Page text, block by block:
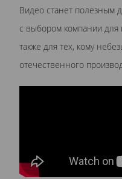
Видео станет полезным
с выбором компании для
также для тех, кому
отечественного